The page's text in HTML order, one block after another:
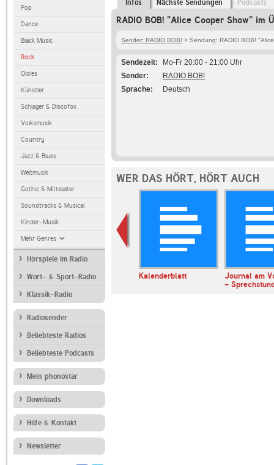
Pop
Dance
Black Music
Rock
Oldies
Künstler
Schlager & Discofox
Volksmusik
Country
Jazz & Blues
Weltmusik
Gothic & Mittelalter
Soundtracks & Musical
Kinder-Musik
Mehr Genres
Hörspiele im Radio
Wort- & Sport-Radio
Klassik-Radio
Radiosender
Beliebteste Radios
Beliebteste Podcasts
Mein phonostar
Downloads
Hilfe & Kontakt
Newsletter
Infos Nächste Sendungen Podcasts
RADIO BOB! "Alice Cooper Show" im
Sender: RADIO BOB! > Sendung: RADIO BOB!
Sendezeit
Mo-Fr 20:00 - 21:00 Uhr
Sender
RADIO BOB!
Sprache
Deutsch
WER DAS HÖRT, HÖRT AUCH
ARD Radiofestival:
Kalenderblatt
Journal am
-